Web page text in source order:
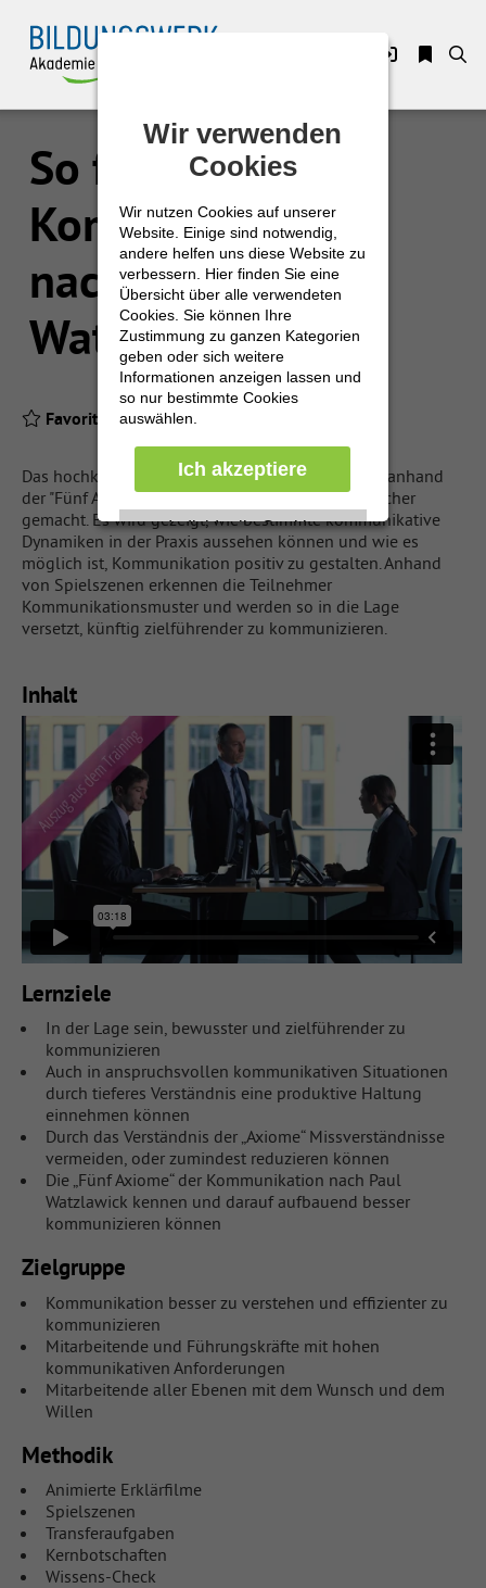
Zuklappen
Loading
Loading
Loading
Loading
So funktioniert
Kommunikation
nach Paul
Watzlawick
Favoriten Produkt-PDF
Das hochkomplexe Rätsel "Kommunikation" wird anhand
der "Fünf Axiome" von Paul Watzlawick verständlicher
gemacht. Es wird gezeigt, wie bestimmte kommunikative
Dynamiken in der Praxis aussehen können und wie es
möglich ist, Kommunikation positiv zu gestalten. Anhand
von Spielszenen erkennen die Teilnehmer
Kommunikationsmuster und werden so in die Lage
versetzt, künftig zielführender zu kommunizieren.
Inhalt
Lernziele
In der Lage sein, bewusster und zielführender zu
kommunizieren
Auch in anspruchsvollen kommunikativen Situationen
durch tieferes Verständnis eine produktive Haltung
einnehmen können
Durch das Verständnis der „Axiome“ Missverständnisse
vermeiden, oder zumindest reduzieren können
Die „Fünf Axiome“ der Kommunikation nach Paul
Watzlawick kennen und darauf aufbauend besser
kommunizieren können
Zielgruppe
Kommunikation besser zu verstehen und effizienter zu
kommunizieren
Mitarbeitende und Führungskräfte mit hohen
kommunikativen Anforderungen
Mitarbeitende aller Ebenen mit dem Wunsch und dem
Willen
Methodik
Animierte Erklärfilme
Spielszenen
Transferaufgaben
Kernbotschaften
Wissens-Check
Wir verwenden
Cookies
Wir nutzen Cookies auf unserer
Website. Einige sind notwendig,
andere helfen uns diese Website zu
verbessern. Hier finden Sie eine
Übersicht über alle verwendeten
Cookies. Sie können Ihre
Zustimmung zu ganzen Kategorien
geben oder sich weitere
Informationen anzeigen lassen und
so nur bestimmte Cookies
auswählen.
Ich akzeptiere
Individuelle Cookie
Einstellungen
Nur notwendige Cookies
akzeptieren
Wir verwenden
Cookies
Wir nutzen Cookies auf unserer
Website. Einige sind notwendig,
andere helfen uns diese Website zu
verbessern. Hier finden Sie eine
Übersicht über alle verwendeten
Cookies. Sie können Ihre
Zustimmung zu ganzen Kategorien
geben oder sich weitere
Informationen anzeigen lassen und
so nur bestimmte Cookies
auswählen.
Ich akzeptiere
Individuelle Cookie
Einstellungen
Nur notwendige Cookies
akzeptieren